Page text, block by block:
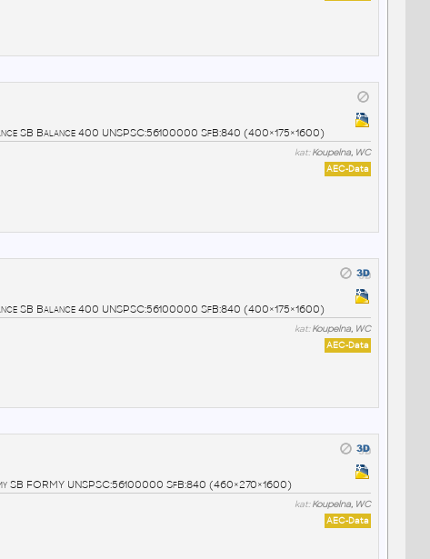
SB Balance 400 UNSPSC:56100000 SfB:840 (400×175×1600)
kat:Koupelna, WC
AEC-Data
SB Balance 400 UNSPSC:56100000 SfB:840 (400×175×1600)
kat:Koupelna, WC
AEC-Data
SB FORMY UNSPSC:56100000 SfB:840 (460×270×1600)
kat:Koupelna, WC
AEC-Data